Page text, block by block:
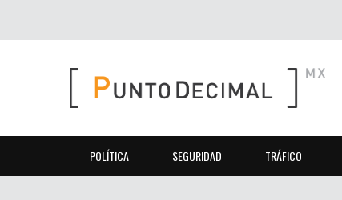
POLÍTICA SEGURIDAD TRÁFICO